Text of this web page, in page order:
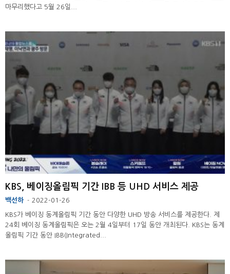
마무리했다고 5월 26일...
KBS, 베이징올림픽 기간 IBB 등 UHD 서비스 제공
백선하 - 2022-01-26
KBS가 베이징 동계올림픽 기간 동안 다양한 UHD 방송 서비스를 제공한다. 제
24회 베이징 동계올림픽은 오는 2월 4일부터 17일 동안 개최된다. KBS는 동계
올림픽 기간 동안 IBB(Integrated...